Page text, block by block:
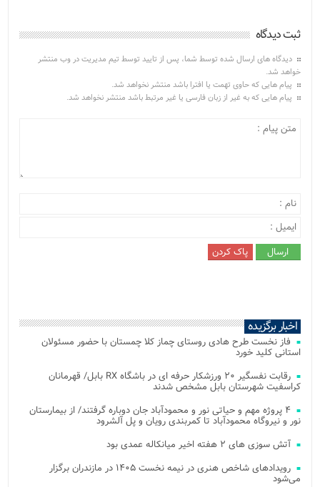
ثبت دیدگاه
دیدگاه های ارسال شده توسط شما، پس از تایید توسط تیم مدیریت در وب منتشر
خواهد شد.
پیام هایی که حاوی تهمت یا افترا باشد منتشر نخواهد شد.
پیام هایی که به غیر از زبان فارسی یا غیر مرتبط باشد منتشر نخواهد شد.
اخبار برگزیده
فاز نخست طرح هادی روستای چماز کلا چمستان با حضور مسئولان
استانی کلید خورد
رقابت نفسگیر ۲۰ ورزشکار حرفه ای در باشگاه RX بابل/ قهرمانان
کراسفیت شهرستان بابل مشخص شدند
۴ پروژه مهم و حیاتی نور و محمودآباد جان دوباره گرفتند/ از بیمارستان
نور و نیروگاه محمودآباد تا کمربندی رویان و پل آلشرود
آتش‌ سوزی‌ های ۲ هفته اخیر میانکاله عمدی بود
رویدادهای شاخص هنری در نیمه نخست ۱۴۰۵ در مازندران برگزار
می‌شود